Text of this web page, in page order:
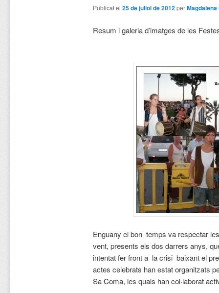
Publicat el 25 de juliol de 2012per
Resum i galeria d’imatges de les
Enguany el bon temps va respectar
vent, presents els dos darrers anys,
intentat fer front a la crisi baixant el
actes celebrats han estat organitzats
Sa Coma, les quals han col·laborat